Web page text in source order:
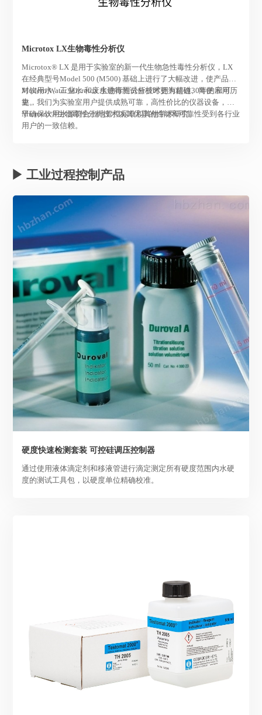
Microtox LX生物毒性分析仪
Microtox® LX 是用于实验室的新一代生物急性毒性分析仪，LX
在经典型号Model 500 (M500) 基础上进行了大幅改进，使产品在
对饮用水、工业水 和废水进行测试分析时更为精确、简便 和可
靠。
Modern Water Microtox 生物毒性分析技术拥有超过30年的应用历
史，我们为实验室用户提供成熟可靠，高性价比的仪器设备，用
于确保饮用水源符合当地管控标准和其他学术研究。
Microtox®生物毒性分析技术以其优异的性能和可靠性受到各行业
用户的一致信赖。
▶ 工业过程控制产品
硬度快速检测套装 可控硅调压控制器
通过使用液体滴定剂和移液管进行滴定测定所有硬度范围内水硬
度的测试工具包，以硬度单位精确校准。